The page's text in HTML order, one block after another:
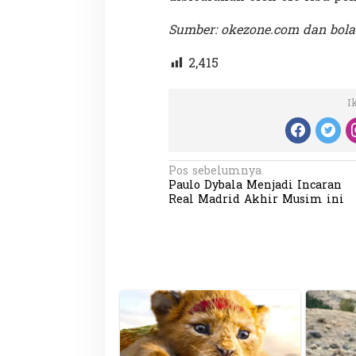
Sumber: okezone.com dan
2,415
N
a
a
s
i
Pos sebelumnya
Paulo Dybala Menjadi Incaran
Real Madrid Akhir Musim ini